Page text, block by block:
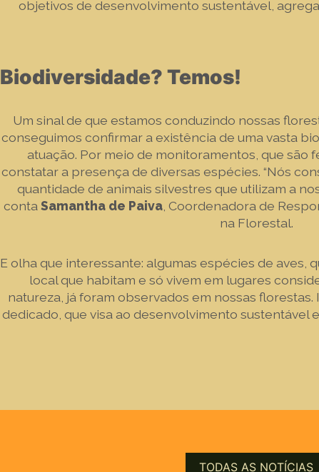
objetivos de desenvolvimento sustentável,
Biodiversidade? Temos!
Um sinal de que estamos conduzindo nossas
conseguimos confirmar a existência de uma vasta
atuação. Por meio de monitoramentos, que são
constatar a presença de diversas espécies. “Nós
quantidade de animais silvestres que utilizam a
conta Samantha de Paiva, Coordenadora de
na Florestal.
E olha que interessante: algumas espécies de aves,
local que habitam e só vivem em lugares
natureza, já foram observados em nossas
dedicado, que visa ao desenvolvimento sustentável
TODAS AS NOTÍCIAS